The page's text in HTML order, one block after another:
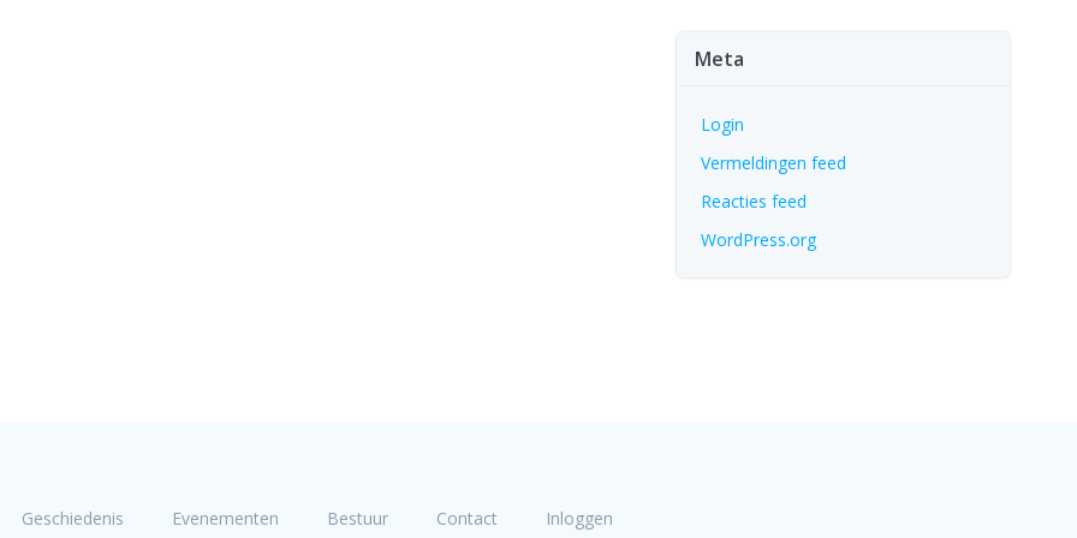
Meta
Login
Vermeldingen feed
Reacties feed
WordPress.org
Geschiedenis Evenementen Bestuur Contact Inloggen